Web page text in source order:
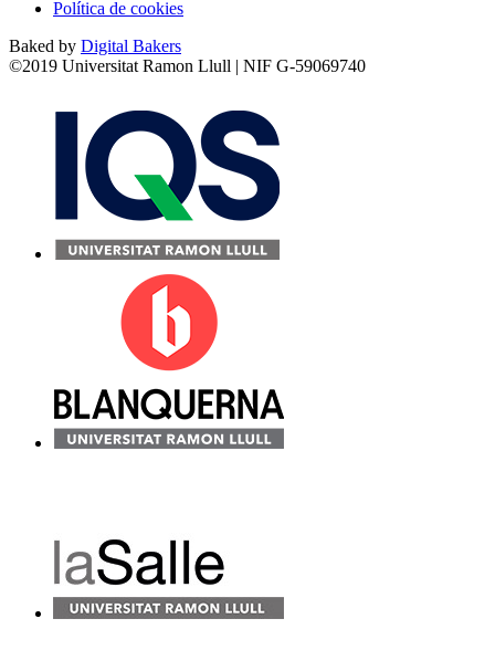
Política de cookies
Baked by Digital Bakers
©2019 Universitat Ramon Llull | NIF G-59069740